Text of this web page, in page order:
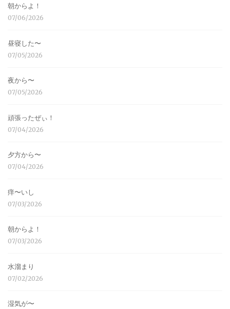
朝からよ！
07/06/2026
昼寝した〜
07/05/2026
夜から〜
07/05/2026
頑張ったぜぃ！
07/04/2026
夕方から〜
07/04/2026
痒〜いし
07/03/2026
朝からよ！
07/03/2026
水溜まり
07/02/2026
湿気が〜